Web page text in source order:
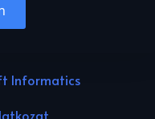
Informatics